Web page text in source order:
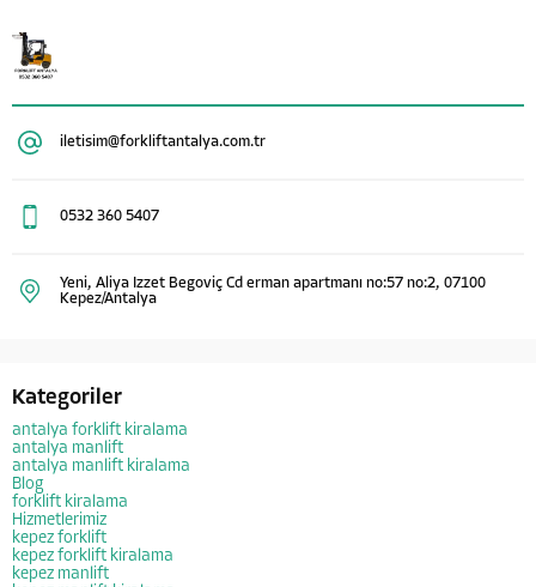
iletisim@forkliftantalya.com.tr
0532 360 5407
Yeni, Aliya Izzet Begoviç Cd erman apartmanı no:57 no:2, 07100
Kepez/Antalya
Kategoriler
antalya forklift kiralama
antalya manlift
antalya manlift kiralama
Blog
forklift kiralama
Hizmetlerimiz
kepez forklift
kepez forklift kiralama
kepez manlift